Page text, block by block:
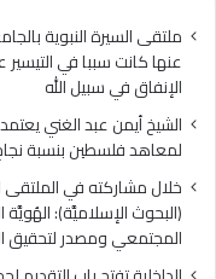
بنسبة
نجاح
97.7%
ملتقى السيرة النبوية
عنها كانت سببا في
الإنفاق في سبيل الله
الشيخ أيمن عبد الغني يعتمد
لمعاهد فلسطين بنسبة نجاح
خلال مشاركته في
(البحوث الإسلاميَّة):
المجتمعي ومصدر لتحقيق